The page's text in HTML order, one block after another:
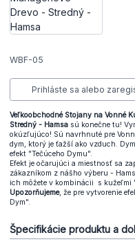
WBF-05
Prihláste sa alebo
Veľkoobchodné Stojany na Vonné
Stredný - Hamsa sú konečne tu!
okúzľujúco! Sú navrhnuté pre
dym, ktorý je ťažší ako vzduch.
efekt "Tečúceho Dymu".
Efekt je očarujúci a miestnosť sa
zákazníkom z nášho výberu -
ich môžete v kombinácii s kužeľmi
Upozorňujeme, že pre vytvorenie
Dym".
Špecifikácie produktu a